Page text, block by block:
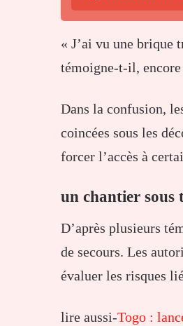
« J’ai vu une brique
témoigne-t-il, encore
Dans la confusion,
coincées sous les
forcer l’accès à
un chantier sous
D’après plusieurs
de secours. Les
évaluer les risques
lire aussi-Togo :